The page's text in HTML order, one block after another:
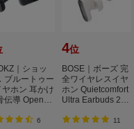
｜ショッ
ブルートゥー
ヤホン 耳かけ
伝導 OpenRu
6
4位
BOSE｜ボーズ 完
全ワイヤレスイヤ
ホン Quietcomfort
Ultra Earbuds 2nd
O...
11